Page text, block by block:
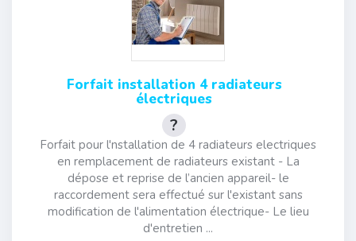
Forfait installation 4 radiateurs
électriques
Forfait pour l'nstallation de 4 radiateurs electriques
en remplacement de radiateurs existant - La
dépose et reprise de l’ancien appareil- le
raccordement sera effectué sur l'existant sans
modification de l'alimentation électrique- Le lieu
d'entretien ...